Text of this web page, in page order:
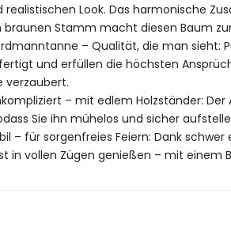
realistischen Look. Das harmonische
Stamm macht diesen Baum
– Qualität, die man
und erfüllen die höchsten
verzaubert.
– mit edlem Holzständer:
Sie ihn mühelos und sicher
– für sorgenfreies Feiern: Dank
in vollen Zügen genießen – mit einem